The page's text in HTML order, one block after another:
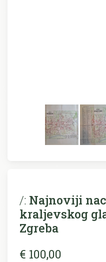
/: Najnoviji
kraljevskog
Zgreba
€ 100,00